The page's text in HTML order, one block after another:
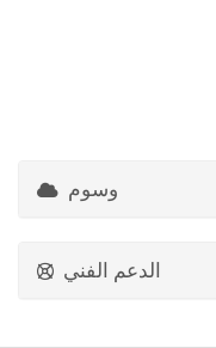
وسوم
الدعم الفني